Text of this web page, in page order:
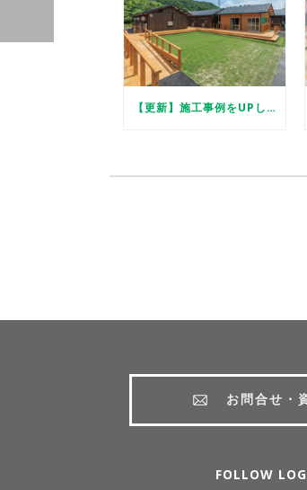
【更新】施工事例をUPしました
お問合せ・
FOLLOW